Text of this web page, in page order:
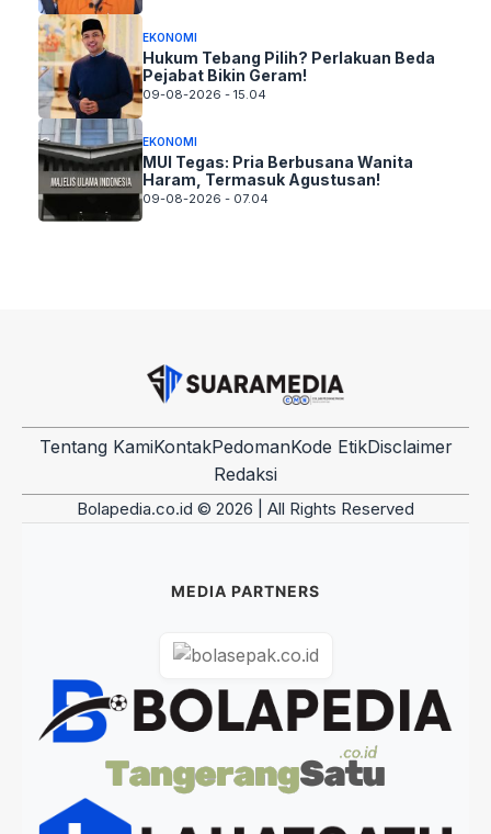
EKONOMI
Hukum Tebang Pilih? Perlakuan Beda
Pejabat Bikin Geram!
09-08-2026 - 15.04
EKONOMI
MUI Tegas: Pria Berbusana Wanita
Haram, Termasuk Agustusan!
09-08-2026 - 07.04
Tentang KamiKontakPedomanKode EtikDisclaimer
Redaksi
Bolapedia.co.id © 2026 | All Rights Reserved
MEDIA PARTNERS